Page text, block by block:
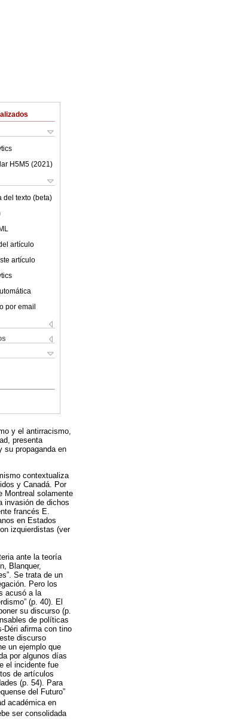
H5M5 (2021 )
del texto (beta)
artículo
artículo
por email
y el antirracismo,
presenta
su propaganda en
contextualiza
y Canadá. Por
Montreal solamente
invasión de dichos
francés E.
en Estados
izquierdistas (ver
ante la teoría
Blanquer,
Se trata de un
Pero los
acusó a la
(p. 40). El
su discurso (p.
de políticas
Déri afirma con tino
discurso
un ejemplo que
por algunos días
el incidente fue
de artículos
(p. 54). Para
del Futuro”
académica en
ser consolidada